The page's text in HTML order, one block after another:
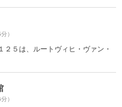
）
５は、ルートヴィヒ・ヴァン・
）